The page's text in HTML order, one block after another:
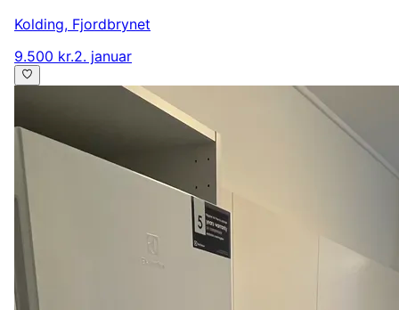
Kolding, Fjordbrynet
9.500 kr.2. januar